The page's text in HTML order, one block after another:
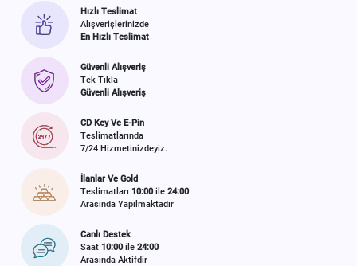
Hızlı Teslimat
Alışverişlerinizde
En Hızlı Teslimat
Güvenli Alışveriş
Tek Tıkla
Güvenli Alışveriş
CD Key Ve E-Pin
Teslimatlarında
7/24 Hizmetinizdeyiz.
İlanlar Ve Gold
Teslimatları 10:00ile 24:00
Arasında Yapılmaktadır
Canlı Destek
Saat 10:00ile 24:00
Arasında Aktifdir